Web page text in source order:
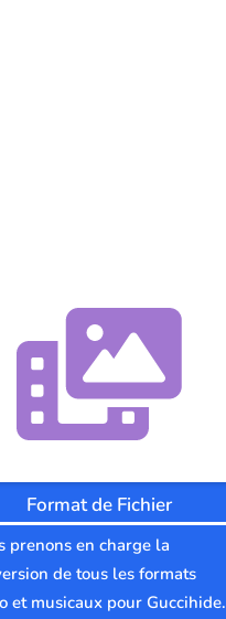
Format de Fichier
prenons en charge la
de tous les formats
et musicaux pour Guccihide.